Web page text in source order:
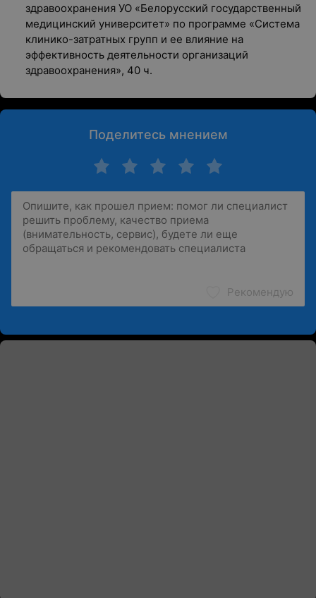
здравоохранения УО «Белорусский государственный
медицинский университет» по программе «Система
клинико-затратных групп и ее влияние на
эффективность деятельности организаций
здравоохранения», 40 ч.
Поделитесь мнением
Рекомендую